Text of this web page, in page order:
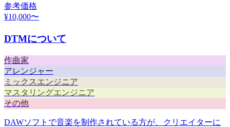
参考価格
¥10,000〜
DTMについて
作曲家
アレンジャー
ミックスエンジニア
マスタリングエンジニア
その他
DAWソフトで音楽を制作されている方が、クリエイターに